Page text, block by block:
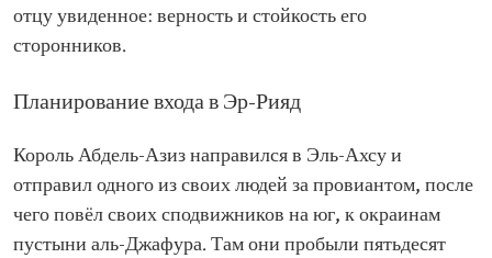
отцу увиденное: верность и стойкость его
сторонников.
Планирование входа в Эр-Рияд
Король Абдель-Азиз направился в Эль-Ахсу и
отправил одного из своих людей за провиантом, после
чего повёл своих сподвижников на юг, к окраинам
пустыни аль-Джафура. Там они пробыли пятьдесят